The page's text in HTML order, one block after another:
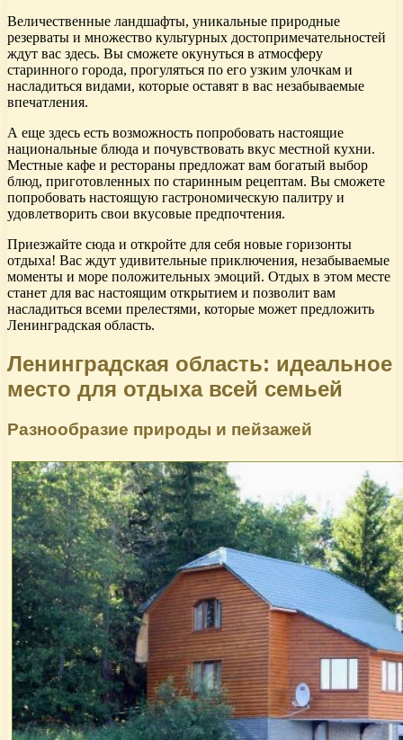
Величественные ландшафты, уникальные природные
резерваты и множество культурных достопримечательностей
ждут вас здесь. Вы сможете окунуться в атмосферу
старинного города, прогуляться по его узким улочкам и
насладиться видами, которые оставят в вас незабываемые
впечатления.
А еще здесь есть возможность попробовать настоящие
национальные блюда и почувствовать вкус местной кухни.
Местные кафе и рестораны предложат вам богатый выбор
блюд, приготовленных по старинным рецептам. Вы сможете
попробовать настоящую гастрономическую палитру и
удовлетворить свои вкусовые предпочтения.
Приезжайте сюда и откройте для себя новые горизонты
отдыха! Вас ждут удивительные приключения, незабываемые
моменты и море положительных эмоций. Отдых в этом месте
станет для вас настоящим открытием и позволит вам
насладиться всеми прелестями, которые может предложить
Ленинградская область.
Ленинградская область: идеальное
место для отдыха всей семьей
Разнообразие природы и пейзажей